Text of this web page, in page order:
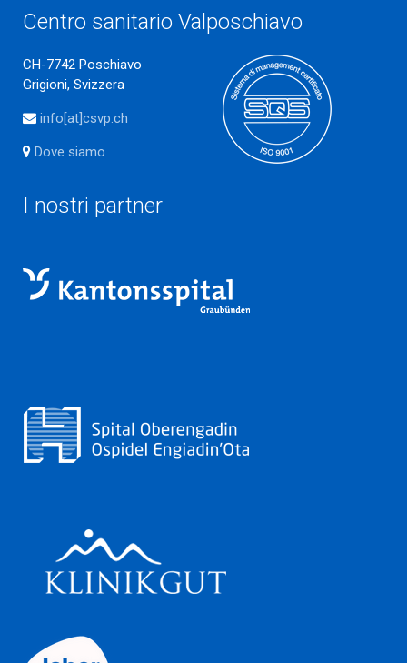
Centro sanitario Valposchiavo
CH-7742 Poschiavo
Grigioni, Svizzera
info[at]csvp.ch
Dove siamo
I nostri partner